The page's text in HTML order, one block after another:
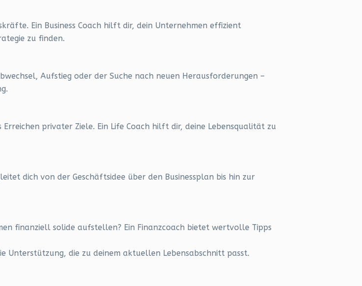
Ein Business Coach hilft dir, dein Unternehmen effizient
zu finden.
Aufstieg oder der Suche nach neuen Herausforderungen –
privater Ziele. Ein Life Coach hilft dir, deine Lebensqualität zu
dich von der Geschäftsidee über den Businessplan bis hin zur
finanziell solide aufstellen? Ein Finanzcoach bietet wertvolle Tipps
Unterstützung, die zu deinem aktuellen Lebensabschnitt passt.